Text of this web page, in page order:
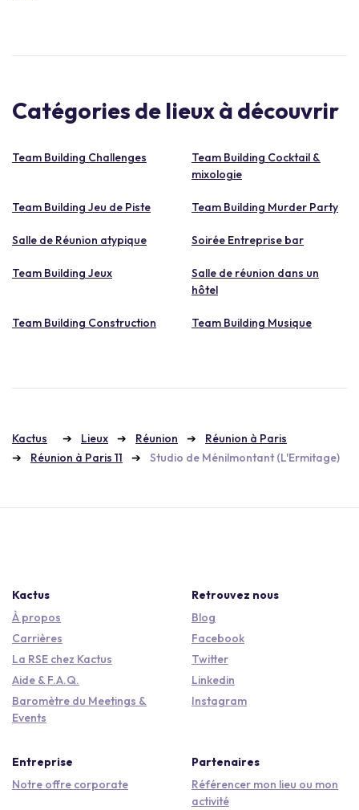
Catégories de lieux à découvrir
Team Building Challenges
Team Building Cocktail &
mixologie
Team Building Jeu de Piste Team Building Murder Party
Salle de Réunion atypique Soirée Entreprise bar
Team Building Jeux
Salle de réunion dans un
hôtel
Team Building Construction Team Building Musique
Kactus Lieux Réunion
Réunion à Paris
Réunion à Paris 11
Studio de Ménilmontant (L'Ermitage)
Kactus
À propos
Carrières
La RSE chez Kactus
Aide & F.A.Q.
Baromètre du Meetings &
Events
Retrouvez nous
Blog
Facebook
Twitter
Linkedin
Instagram
Entreprise
Notre offre corporate
Partenaires
Référencer mon lieu ou mon
activité